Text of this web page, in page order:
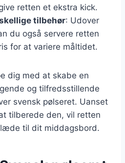
retten et ekstra kick.
tilbehør: Udover
du også servere retten
for at variere måltidet.
dig med at skabe en
og tilfredsstillende
svensk pølseret. Uanset
tilberede den, vil retten
til dit middagsbord.